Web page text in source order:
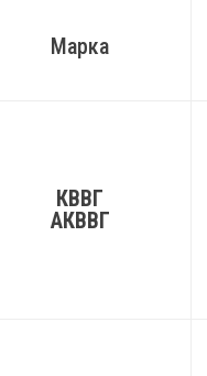
Марка
КВВГ
АКВВГ